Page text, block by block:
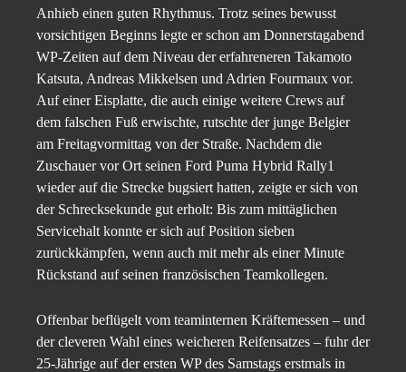
Anhieb einen guten Rhythmus. Trotz seines bewusst
vorsichtigen Beginns legte er schon am Donnerstagabend
WP-Zeiten auf dem Niveau der erfahreneren Takamoto
Katsuta, Andreas Mikkelsen und Adrien Fourmaux vor.
Auf einer Eisplatte, die auch einige weitere Crews auf
dem falschen Fuß erwischte, rutschte der junge Belgier
am Freitagvormittag von der Straße. Nachdem die
Zuschauer vor Ort seinen Ford Puma Hybrid Rally1
wieder auf die Strecke bugsiert hatten, zeigte er sich von
der Schrecksekunde gut erholt: Bis zum mittäglichen
Servicehalt konnte er sich auf Position sieben
zurückkämpfen, wenn auch mit mehr als einer Minute
Rückstand auf seinen französischen Teamkollegen.
Offenbar beflügelt vom teaminternen Kräftemessen – und
der cleveren Wahl eines weicheren Reifensatzes – fuhr der
25-Jährige auf der ersten WP des Samstags erstmals in